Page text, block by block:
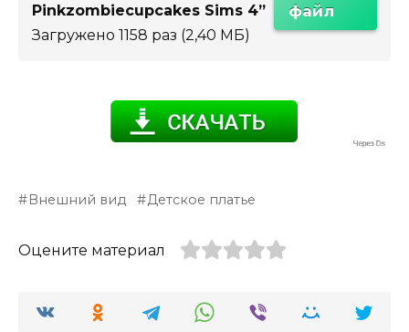
Pinkzombiecupcakes Sims 4”
Загружено 1158 раз (2,40 МБ)
файл
Внешний вид Детское платье
Оцените материал